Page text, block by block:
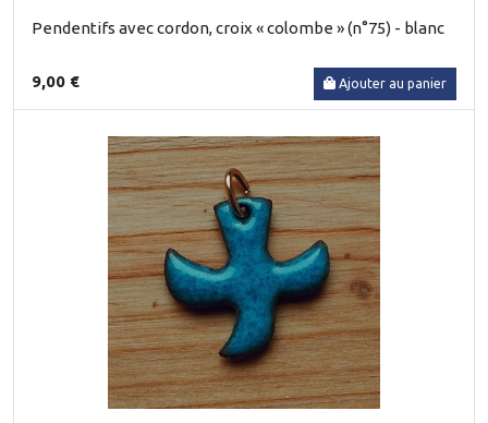
Pendentifs avec cordon, croix « colombe » (n°75) - blanc
9,00 € Ajouter au panier